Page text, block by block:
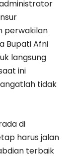
perwakilan
Bupati Afni
langsung
ini
tidak
di
harus jalan
terbaik